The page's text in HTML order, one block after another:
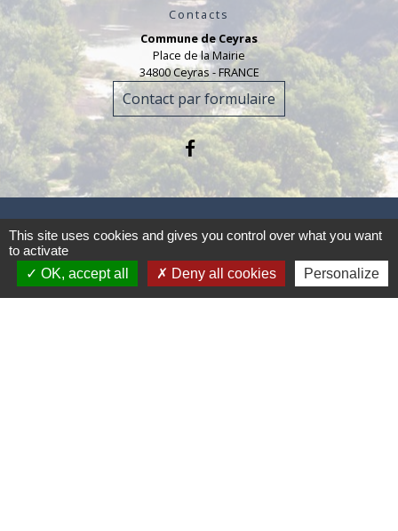
Contacts
Commune de Ceyras
Place de la Mairie
34800 Ceyras - FRANCE
Contact par formulaire
Liens
This site uses cookies and gives you control over what you want
to activate
OK, accept all
Deny all cookies Personalize